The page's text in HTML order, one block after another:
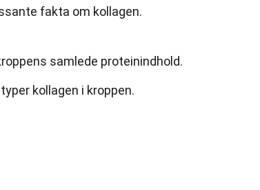
fakta om kollagen.
samlede proteinindhold.
kollagen i kroppen.